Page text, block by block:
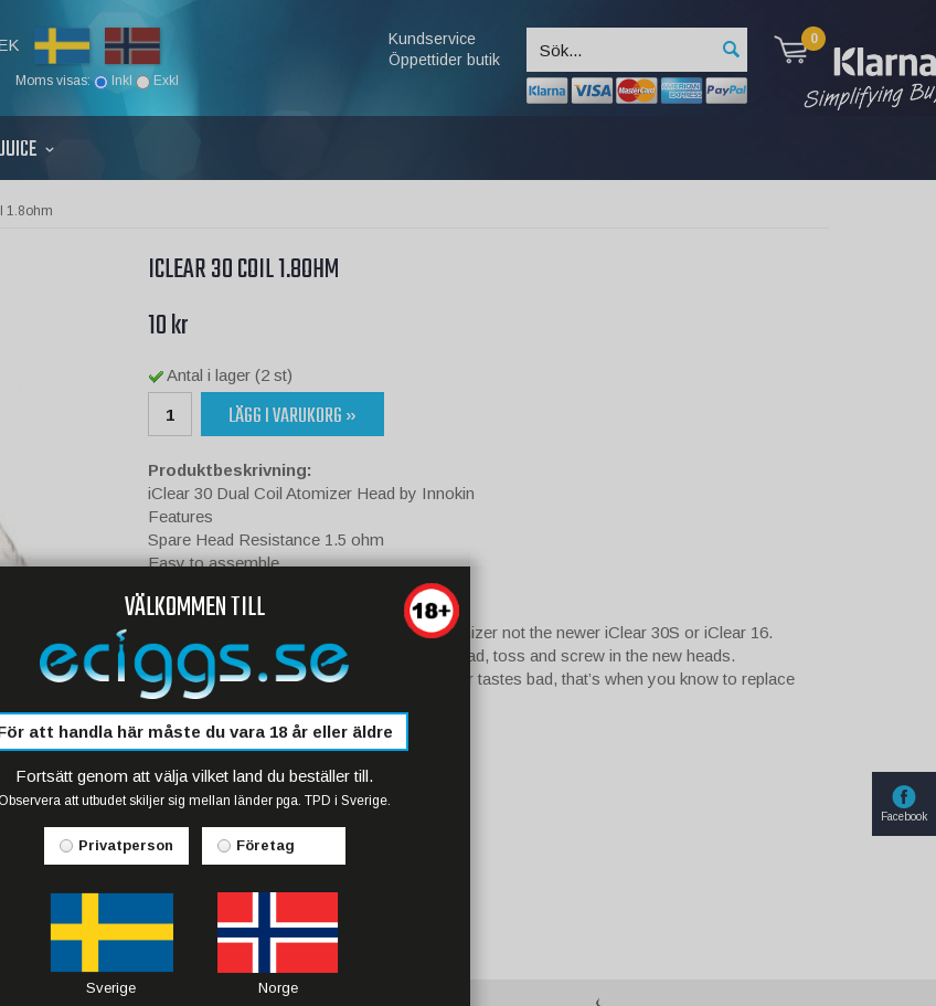
Facebook
Kundservice
Öppettider butik
0
Moms visas: Inkl Exkl
1.8ohm
ICLEAR 30 COIL 1.8OHM
10 kr
Antal i lager (2 st)
LÄGG I VARUKORG »
Produktbeskrivning:
iClear 30 Dual Coil Atomizer Head by Innokin
Features
Spare Head Resistance 1.5 ohm
Easy to assemble
Compatibility
For use with the iClear 30 Dual Coil Clearomizer not the newer iClear 30S or iClear 16.
Easy to replace, simply screw off the old head, toss and screw in the new heads.
As soon as your liquid becomes brownish or tastes bad, that’s when you know to replace
your dual coils.
1pcs
VÄLKOMMEN TILL
att handla här måste du vara 18 år eller äldre
Fortsätt genom att välja vilket land du beställer till.
att utbudet skiljer sig mellan länder pga. TPD i Sverige.
Privatperson Företag
Sverige Norge